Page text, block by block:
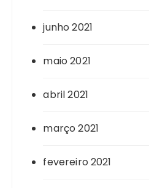
junho 2021
maio 2021
abril 2021
março 2021
fevereiro 2021